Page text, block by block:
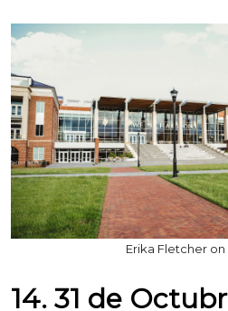
Erika Fletcher on
14. 31 de